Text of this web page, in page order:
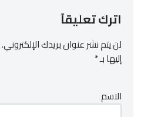
اترك تعليقاً
لن يتم نشر عنوان بريدك الإلكتروني.
إليها بـ*
الاسم